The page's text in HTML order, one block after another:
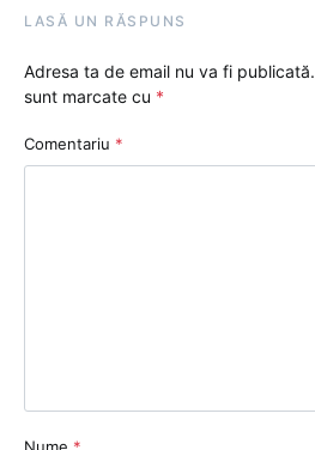
LASĂ UN RĂSPUNS
Adresa ta de email nu va fi publicată.
sunt marcate cu *
Comentariu *